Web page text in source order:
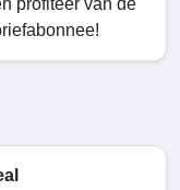
profiteer van de